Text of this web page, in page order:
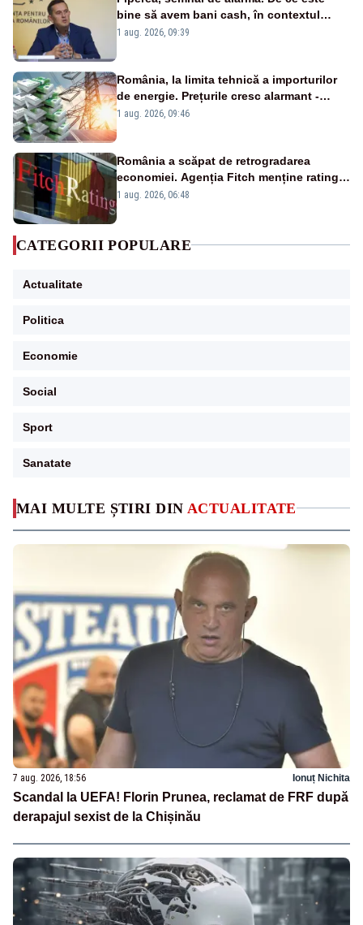
MAI MULTE ȘTIRI DIN ACTUALITATE
7 aug. 2026, 18:56 Ionuț Nichita
Scandal la UEFA! Florin Prunea, reclamat de FRF după
derapajul sexist de la Chișinău
bine să avem bani cash, în contextul
alertei energetice?
1 aug. 2026, 09:39
România, la limita tehnică a importurilor
de energie. Prețurile cresc alarmant -
Analiză Realitatea Plus
1 aug. 2026, 09:46
România a scăpat de retrogradarea
economiei. Agenția Fitch menține ratingul
„BBB-” cu perspectivă negativă
1 aug. 2026, 06:48
CATEGORII POPULARE
Actualitate
Politica
Economie
Social
Sport
Sanatate